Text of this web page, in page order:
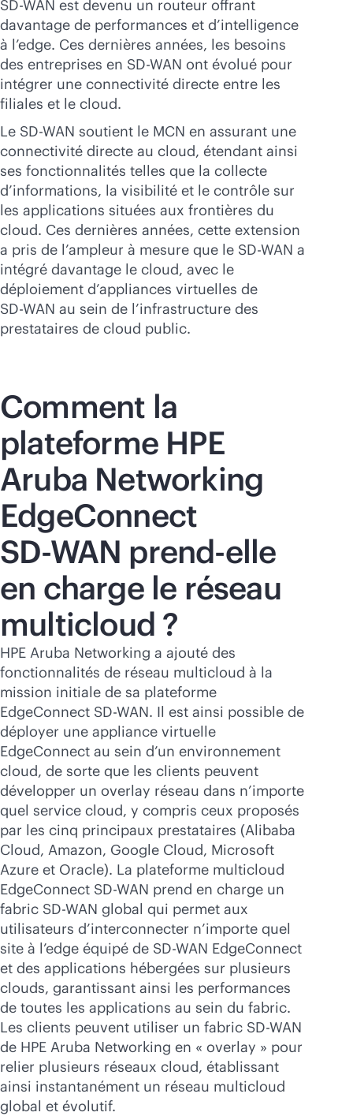
SD-WAN est devenu un routeur offrant
davantage de performances et d’intelligence
à l’edge. Ces dernières années, les besoins
des entreprises en SD-WAN ont évolué pour
intégrer une connectivité directe entre les
filiales et le cloud.
Le SD-WAN soutient le MCN en assurant une
connectivité directe au cloud, étendant ainsi
ses fonctionnalités telles que la collecte
d’informations, la visibilité et le contrôle sur
les applications situées aux frontières du
cloud. Ces dernières années, cette extension
a pris de l’ampleur à mesure que le SD-WAN a
intégré davantage le cloud, avec le
déploiement d’appliances virtuelles de
SD-WAN au sein de l’infrastructure des
prestataires de cloud public.
Comment la
plateforme HPE
Aruba Networking
EdgeConnect
SD-WAN prend-elle
en charge le réseau
multicloud ?
HPE Aruba Networking a ajouté des
fonctionnalités de réseau multicloud à la
mission initiale de sa plateforme
EdgeConnect SD-WAN. Il est ainsi possible de
déployer une appliance virtuelle
EdgeConnect au sein d’un environnement
cloud, de sorte que les clients peuvent
développer un overlay réseau dans n’importe
quel service cloud, y compris ceux proposés
par les cinq principaux prestataires (Alibaba
Cloud, Amazon, Google Cloud, Microsoft
Azure et Oracle). La plateforme multicloud
EdgeConnect SD-WAN prend en charge un
fabric SD-WAN global qui permet aux
utilisateurs d’interconnecter n’importe quel
site à l’edge équipé de SD-WAN EdgeConnect
et des applications hébergées sur plusieurs
clouds, garantissant ainsi les performances
de toutes les applications au sein du fabric.
Les clients peuvent utiliser un fabric SD-WAN
de HPE Aruba Networking en « overlay » pour
relier plusieurs réseaux cloud, établissant
ainsi instantanément un réseau multicloud
global et évolutif.